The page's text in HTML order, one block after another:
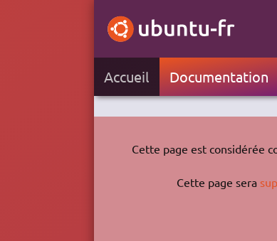
Accueil Documentation
Cette page est considérée
Cette page sera